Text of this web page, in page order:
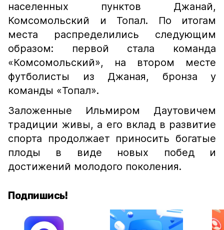
населенных пунктов Джанай,
Комсомольский и Топал. По итогам
места распределились следующим
образом: первой стала команда
«Комсомольский», на втором месте
футболисты из Джаная, бронза у
команды «Топал».
Заложенные Ильмиром Даутовичем
традиции живы, а его вклад в развитие
спорта продолжает приносить богатые
плоды в виде новых побед и
достижений молодого поколения.
Подпишись!